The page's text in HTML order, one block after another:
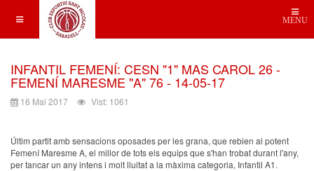
MENU
INFANTIL FEMENÍ: CESN "1" MAS CAROL 26 -
FEMENÍ MARESME "A" 76 - 14-05-17
16 Mai 2017 Vist: 1061
Últim partit amb sensacions oposades per les grana, que rebien al potent
Femení Maresme A, el millor de tots els equips que s'han trobat durant l'any,
per tancar un any intens i molt lluitat a la màxima categoria, Infantil A1.